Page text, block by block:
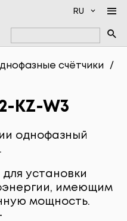
RU
счётчики
KZ-W3
однофазный
установки
имеющим
мощность.